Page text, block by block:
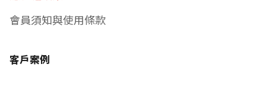
會員須知與使用條款
客戶案例